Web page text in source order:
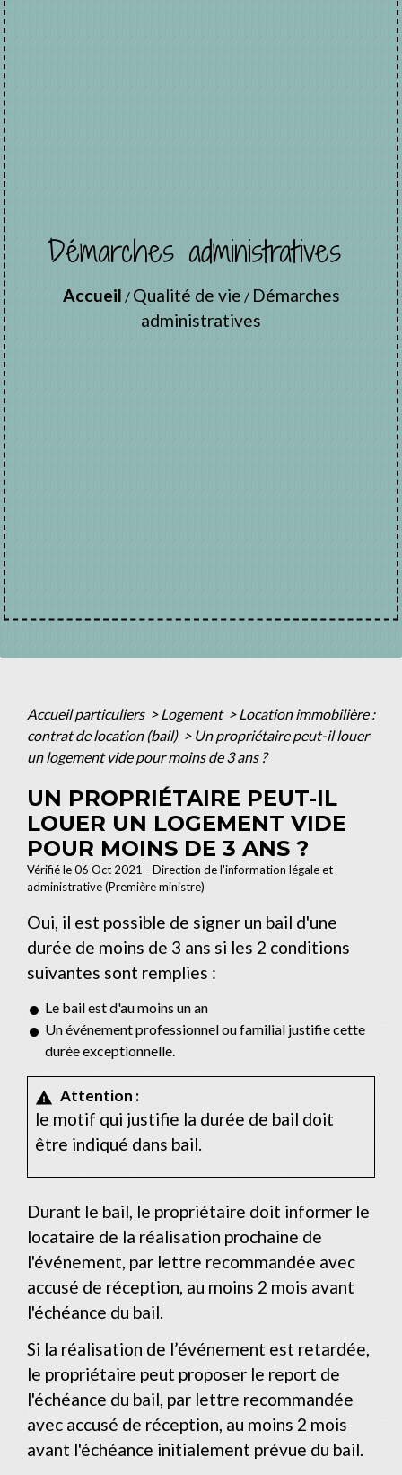
Démarches administratives
Accueil / Qualité de vie / Démarches
administratives
Accueil particuliers > Logement > Location immobilière :
contrat de location (bail) > Un propriétaire peut-il louer
un logement vide pour moins de 3 ans ?
UN PROPRIÉTAIRE PEUT-IL
LOUER UN LOGEMENT VIDE
POUR MOINS DE 3 ANS ?
Vérifié le 06 Oct 2021 - Direction de l'information légale et
administrative (Première ministre)
Oui, il est possible de signer un bail d'une
durée de moins de 3 ans si les 2 conditions
suivantes sont remplies :
Le bail est d'au moins un an
Un événement professionnel ou familial justifie cette
durée exceptionnelle.
warning Attention :
le motif qui justifie la durée de bail doit
être indiqué dans bail.
Durant le bail, le propriétaire doit informer le
locataire de la réalisation prochaine de
l'événement, par lettre recommandée avec
accusé de réception, au moins 2 mois avant
l'échéance du bail
Si la réalisation de l’événement est retardée,
le propriétaire peut proposer le report de
l'échéance du bail, par lettre recommandée
avec accusé de réception, au moins 2 mois
avant l'échéance initialement prévue du bail.